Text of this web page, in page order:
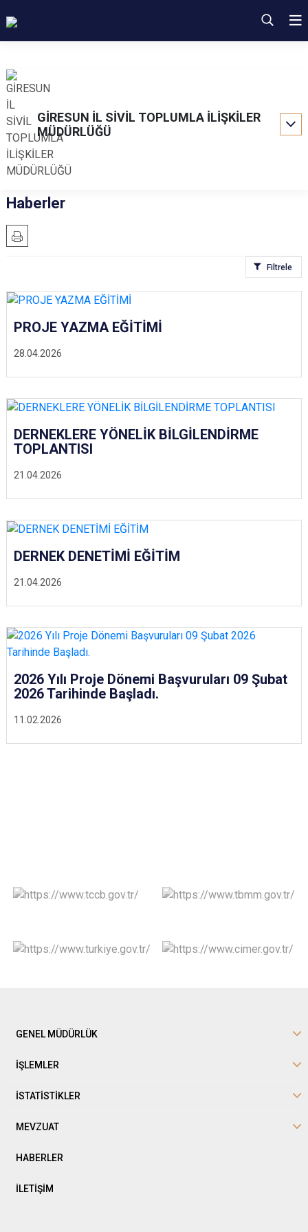
GİRESUN İL SİVİL TOPLUMLA İLİŞKİLER
MÜDÜRLÜĞÜ
Haberler
Filtrele
28.04.2026
PROJE YAZMA EĞİTİMİ
21.04.2026
DERNEKLERE YÖNELİK BİLGİLENDİRME
TOPLANTISI
21.04.2026
DERNEK DENETİMİ EĞİTİM
11.02.2026
2026 Yılı Proje Dönemi Başvuruları 09 Şubat
2026 Tarihinde Başladı.
GENEL MÜDÜRLÜK
İŞLEMLER
İSTATİSTİKLER
MEVZUAT
HABERLER
İLETİŞİM